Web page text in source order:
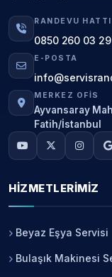
RANDEVU HATTI
0850 260 03 29
E-POSTA
MERKEZ OFIS
Ayvansaray
Fatih/İstanbul
HIZMETLERIMIZ
Beyaz Eşya Servisi
Bulaşık Makinesi